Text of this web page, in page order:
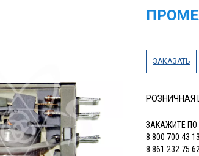
ЗАКАЗАТЬ
РОЗНИЧНАЯ
ЗАКАЖИТЕ ПО
8 800 700 43 13
8 861 232 75 62